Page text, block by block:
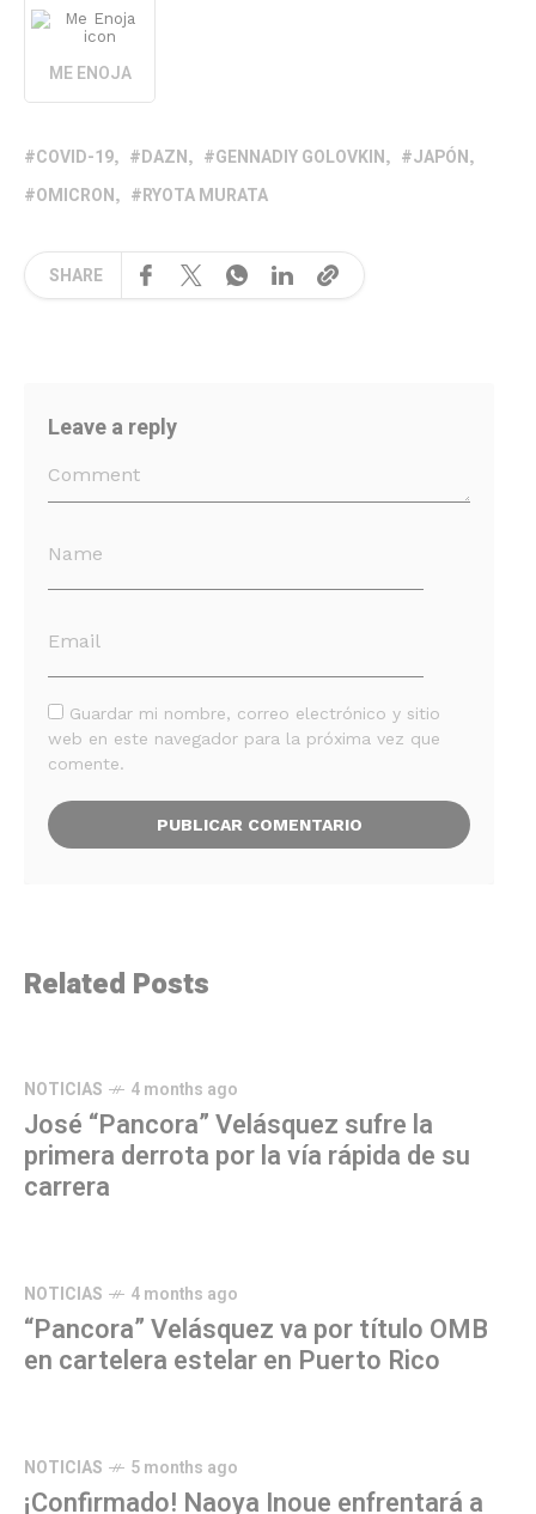
ME ENOJA
COVID-19 DAZN GENNADIY GOLOVKIN
JAPÓN
OMICRON
RYOTA MURATA
SHARE
Leave a reply
Guardar mi nombre, correo electrónico y sitio
web en este navegador para la próxima vez que
comente.
Related Posts
NOTICIAS 4 months ago
José “Pancora” Velásquez sufre la
primera derrota por la vía rápida de su
carrera
NOTICIAS 4 months ago
“Pancora” Velásquez va por título OMB
en cartelera estelar en Puerto Rico
NOTICIAS 5 months ago
¡Confirmado! Naoya Inoue enfrentará a